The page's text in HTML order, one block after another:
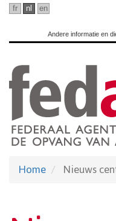
Ga
hoofdinhoud
fr nl en
Andere informatie en
Home Nieuws